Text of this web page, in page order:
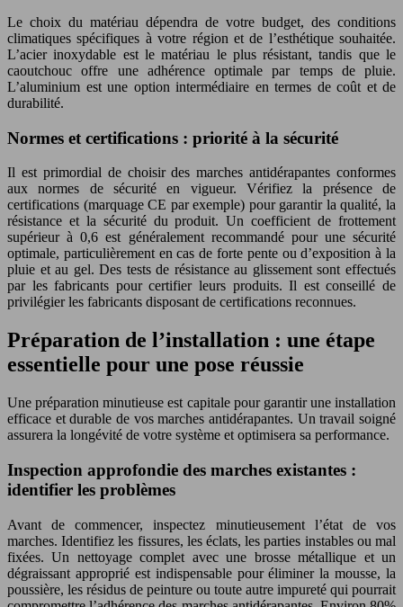
Le choix du matériau dépendra de votre budget, des conditions
climatiques spécifiques à votre région et de l’esthétique souhaitée.
L’acier inoxydable est le matériau le plus résistant, tandis que le
caoutchouc offre une adhérence optimale par temps de pluie.
L’aluminium est une option intermédiaire en termes de coût et de
durabilité.
Normes et certifications : priorité à la sécurité
Il est primordial de choisir des marches antidérapantes conformes
aux normes de sécurité en vigueur. Vérifiez la présence de
certifications (marquage CE par exemple) pour garantir la qualité, la
résistance et la sécurité du produit. Un coefficient de frottement
supérieur à 0,6 est généralement recommandé pour une sécurité
optimale, particulièrement en cas de forte pente ou d’exposition à la
pluie et au gel. Des tests de résistance au glissement sont effectués
par les fabricants pour certifier leurs produits. Il est conseillé de
privilégier les fabricants disposant de certifications reconnues.
Préparation de l’installation : une étape
essentielle pour une pose réussie
Une préparation minutieuse est capitale pour garantir une installation
efficace et durable de vos marches antidérapantes. Un travail soigné
assurera la longévité de votre système et optimisera sa performance.
Inspection approfondie des marches existantes :
identifier les problèmes
Avant de commencer, inspectez minutieusement l’état de vos
marches. Identifiez les fissures, les éclats, les parties instables ou mal
fixées. Un nettoyage complet avec une brosse métallique et un
dégraissant approprié est indispensable pour éliminer la mousse, la
poussière, les résidus de peinture ou toute autre impureté qui pourrait